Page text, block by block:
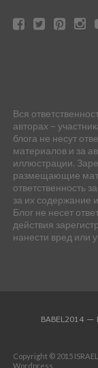
Вся
авторах –
блога не несут
материалов и за
иллюстрации.
размещающие
ответственность
за их содержание
Блог не несет
действия
нанести вред или
BABEL2014
Copyright © 2015
Wordpress.